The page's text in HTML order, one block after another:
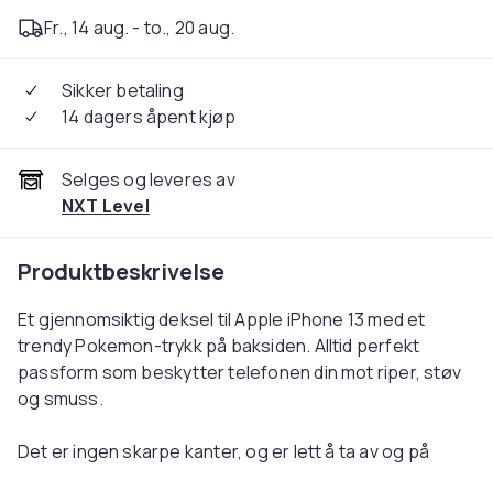
Fr., 14 aug. - to., 20 aug.
Sikker betaling
14 dagers åpent kjøp
Selges og leveres av
NXT Level
Produktbeskrivelse
Et gjennomsiktig deksel til Apple iPhone 13 med et
trendy Pokemon-trykk på baksiden. Alltid perfekt
passform som beskytter telefonen din mot riper, støv
og smuss.
Det er ingen skarpe kanter, og er lett å ta av og på